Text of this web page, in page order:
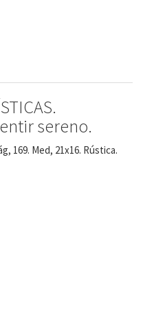
sereno.
169. Med, 21x16. Rústica.